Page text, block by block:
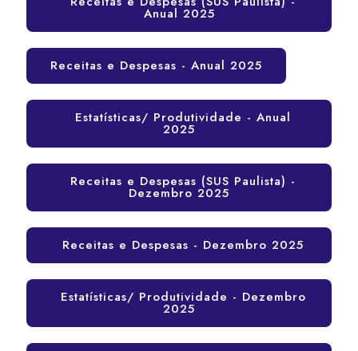
Anual 2025
Receitas e Despesas - Anual 2025
Estatísticas/ Produtividade - Anual
2025
Receitas e Despesas (SUS Paulista) -
Dezembro 2025
Receitas e Despesas - Dezembro 2025
Estatísticas/ Produtividade - Dezembro
2025